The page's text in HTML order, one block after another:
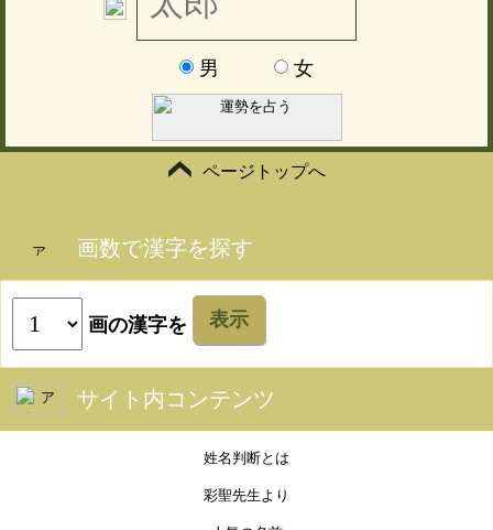
男 女
ページトップへ
画数で漢字を探す
画の漢字を 表示
サイト内コンテンツ
姓名判断とは
彩聖先生より